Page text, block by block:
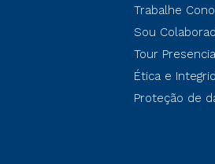
Trabalhe
Sou
Tour
Ética e
Proteção de